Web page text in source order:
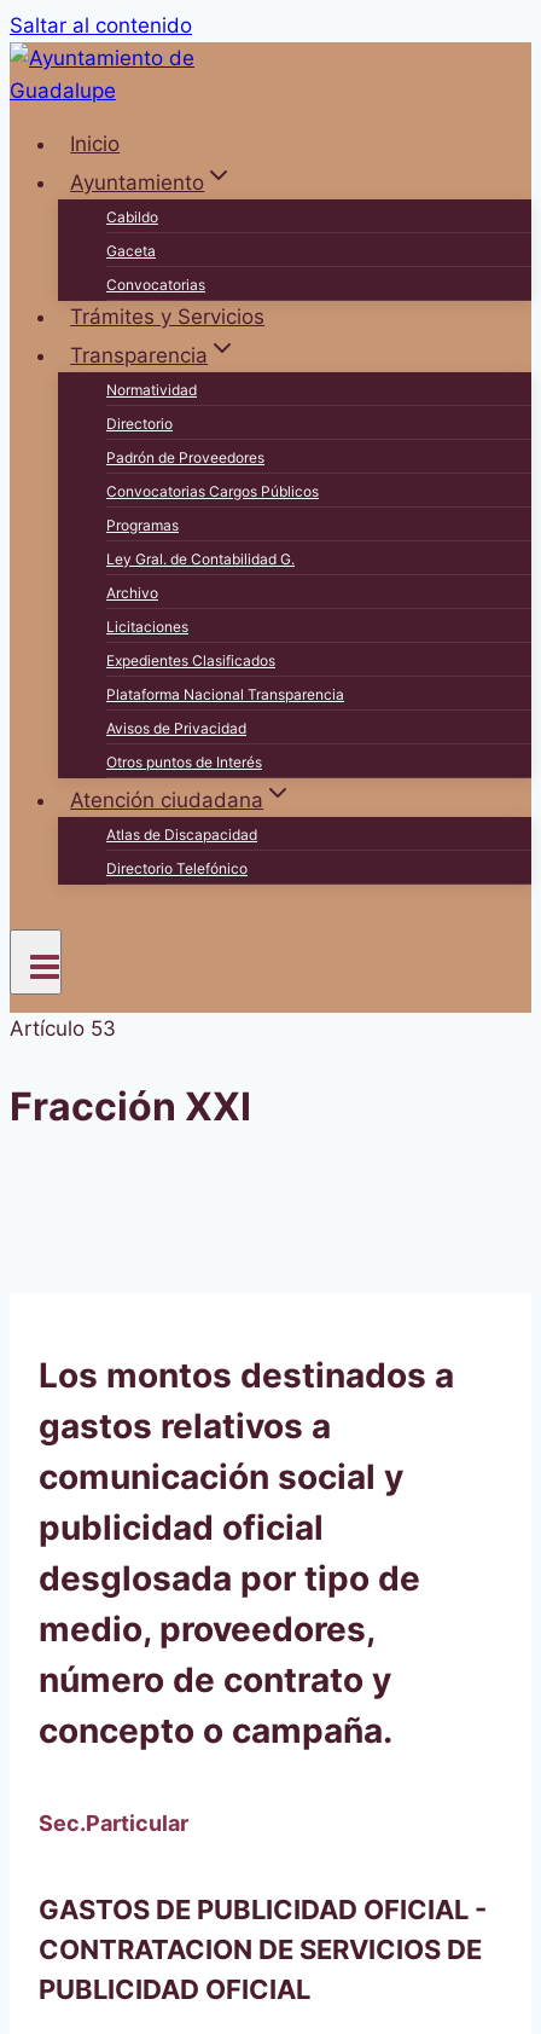
Saltar al contenido
Inicio
Ayuntamiento
Cabildo
Gaceta
Convocatorias
Trámites y Servicios
Transparencia
Normatividad
Directorio
Padrón de Proveedores
Convocatorias Cargos Públicos
Programas
Ley Gral. de Contabilidad G.
Archivo
Licitaciones
Expedientes Clasificados
Plataforma Nacional Transparencia
Avisos de Privacidad
Otros puntos de Interés
Atención ciudadana
Atlas de Discapacidad
Directorio Telefónico
Artículo 53
Fracción XXI
Los montos destinados a
gastos relativos a
comunicación social y
publicidad oficial
desglosada por tipo de
medio, proveedores,
número de contrato y
concepto o campaña.
Sec.Particular
GASTOS DE PUBLICIDAD OFICIAL -
CONTRATACION DE SERVICIOS DE
PUBLICIDAD OFICIAL